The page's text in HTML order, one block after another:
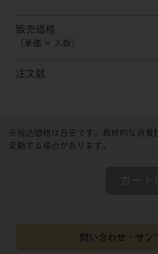
販売価格
（単価 × 入数）
注文数
※税込価格は目安です。最終的な消費
変動する場合があります。
問い合わせ・サン